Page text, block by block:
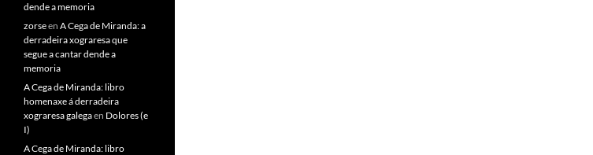
dende a memoria
zorseen A Cega de Miranda: a
derradeira xograresa que
segue a cantar dende a
memoria
A Cega de Miranda: libro
homenaxe á derradeira
xograresa galegaen Dolores (e
I)
A Cega de Miranda: libro